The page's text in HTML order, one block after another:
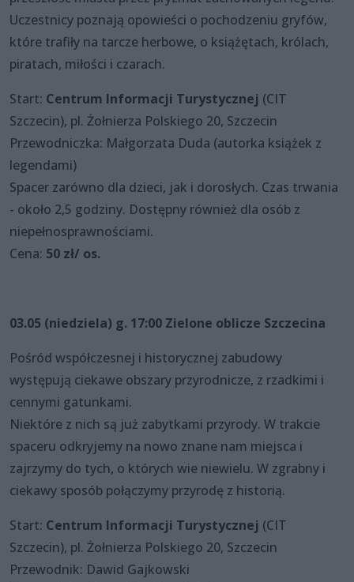
Uczestnicy poznają opowieści o pochodzeniu gryfów,
które trafiły na tarcze herbowe, o książętach, królach,
piratach, miłości i czarach.
Start: Centrum Informacji Turystycznej (CIT
Szczecin), pl. Żołnierza Polskiego 20, Szczecin
Przewodniczka: Małgorzata Duda (autorka książek z
legendami)
Spacer zarówno dla dzieci, jak i dorosłych. Czas trwania
- około 2,5 godziny. Dostępny również dla osób z
niepełnosprawnościami.
Cena: 50 zł/ os.
03.05 (niedziela) g. 17:00 Zielone oblicze Szczecina
Pośród współczesnej i historycznej zabudowy
występują ciekawe obszary przyrodnicze, z rzadkimi i
cennymi gatunkami.
Niektóre z nich są już zabytkami przyrody. W trakcie
spaceru odkryjemy na nowo znane nam miejsca i
zajrzymy do tych, o których wie niewielu. W zgrabny i
ciekawy sposób połączymy przyrodę z historią.
Start: Centrum Informacji Turystycznej (CIT
Szczecin), pl. Żołnierza Polskiego 20, Szczecin
Przewodnik: Dawid Gajkowski